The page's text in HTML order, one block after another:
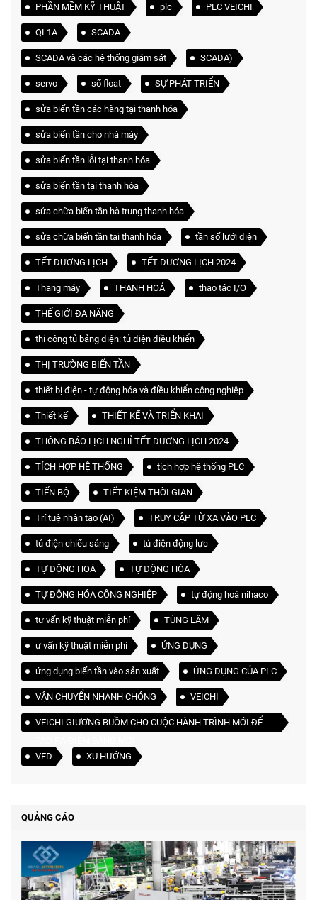
PHẦN MỀM KỸ THUẬT plc PLC VEICHI
QL1A SCADA
SCADA và các hệ thống giám sát SCADA)
servo số float SỰ PHÁT TRIỂN
sửa biến tần các hãng tại thanh hóa
sửa biến tần cho nhà máy
sửa biến tần lỗi tại thanh hóa
sửa biến tần tại thanh hóa
sửa chữa biến tần hà trung thanh hóa
sửa chữa biến tần tại thanh hóa tần số lưới điện
TẾT DƯƠNG LỊCH TẾT DƯƠNG LỊCH 2024
Thang máy THANH HOÁ thao tác I/O
THẾ GIỚI ĐA NĂNG
thi công tủ bảng điện: tủ điện điều khiển
THỊ TRƯỜNG BIẾN TẦN
thiết bị điện - tự động hóa và điều khiển công nghiệp
Thiết kế THIẾT KẾ VÀ TRIỂN KHAI
THÔNG BÁO LỊCH NGHỈ TẾT DƯƠNG LỊCH 2024
TÍCH HỢP HỆ THỐNG tích hợp hệ thống PLC
TIẾN BỘ TIẾT KIỆM THỜI GIAN
Trí tuệ nhân tạo (AI) TRUY CẬP TỪ XA VÀO PLC
tủ điện chiếu sáng tủ điện động lực
TỰ ĐỘNG HOÁ TỰ ĐỘNG HÓA
TỰ ĐỘNG HÓA CÔNG NGHIỆP tự động hoá nihaco
tư vấn kỹ thuật miễn phí TÙNG LÂM
ư vấn kỹ thuật miễn phí ỨNG DỤNG
ứng dụng biến tần vào sản xuất ỨNG DỤNG CỦA PLC
VẬN CHUYỂN NHANH CHÓNG VEICHI
VEICHI GIƯƠNG BUỒM CHO CUỘC HÀNH TRÌNH MỚI ĐỂ
VFD
XU HƯỚNG
QUẢNG CÁO